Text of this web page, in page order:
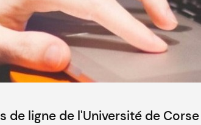
de ligne de l'Université de Corse